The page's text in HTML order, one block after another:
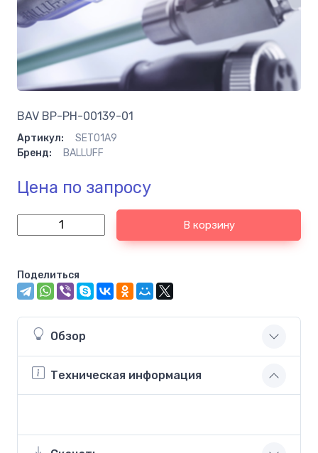
BAV BP-PH-00139-01
Артикул:
SET01A9
Бренд:
BALLUFF
Цена по запросу
В корзину
Поделиться
Обзор
Техническая информация